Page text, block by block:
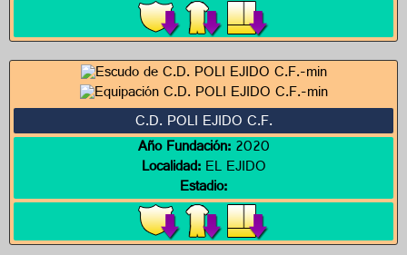
C.D. POLI EJIDO C.F.
Año Fundación:2020
Localidad:EL EJIDO
Estadio: